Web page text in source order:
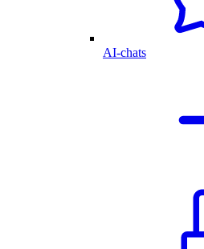
AI-chats